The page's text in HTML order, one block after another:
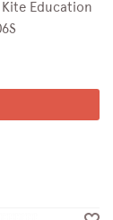
Education